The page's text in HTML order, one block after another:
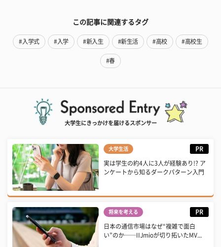
この記事に関連するタグ
#入学式 #入学 #新入生 #新生活 #高校 #高校生
#春
大学生にきっかけを届けるスポンサー
大学生活 PR
実は学生の約4人に3人が経験あり!? ア
ンケートから知るダークパターン入門
将来を考える PR
日本の通信市場はなぜ“複雑で面白
い”のか──IIJmioが切り拓いたMV...